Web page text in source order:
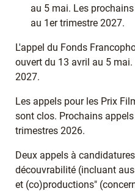
au 5 mai. Les
au 1er trimestre 2027.
L'appel du Fonds
ouvert du 13 avril au 5
2027.
Les appels pour les Prix
sont clos. Prochains
trimestres 2026.
Deux appels à
découvrabilité (incluant
et (co)productions"